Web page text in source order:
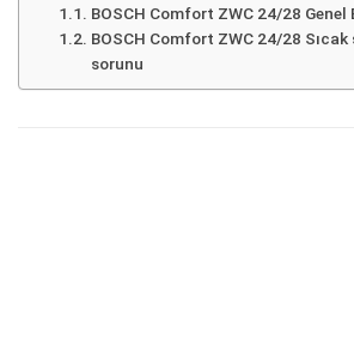
BOSCH Comfort ZWC 24/28 Genel
BOSCH Comfort ZWC 24/28
sorunu